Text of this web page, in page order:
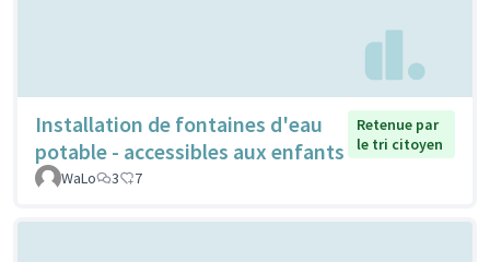
Installation de fontaines d'eau
potable - accessibles aux enfants
Retenue par
le tri citoyen
WaLo
3 7